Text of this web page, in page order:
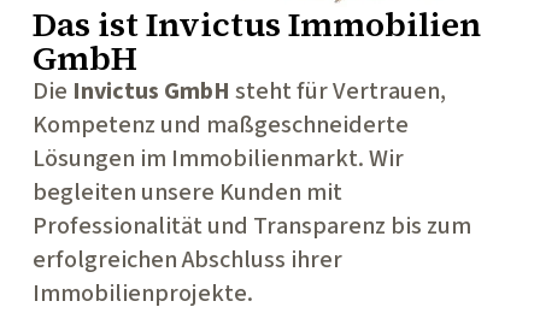
Das istInvictus Immobilien
GmbH
Die Invictus GmbH steht für Vertrauen,
Kompetenz und maßgeschneiderte
Lösungen im Immobilienmarkt. Wir
begleiten unsere Kunden mit
Professionalität und Transparenz bis zum
erfolgreichen Abschluss ihrer
Immobilienprojekte.